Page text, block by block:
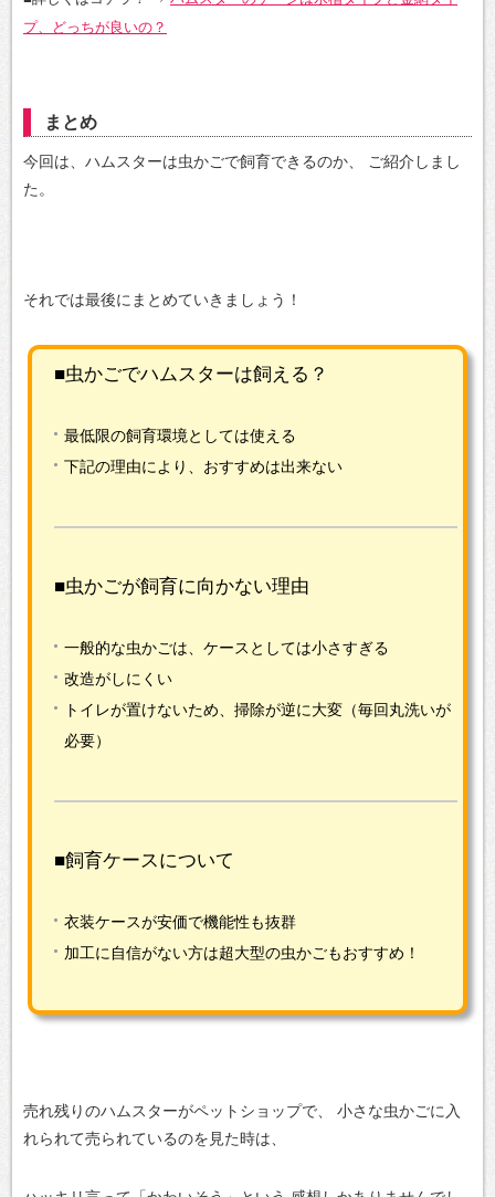
プ、どっちが良いの？
まとめ
今回は、ハムスターは虫かごで飼育できるのか、
ご紹介しまし
た。
それでは最後にまとめていきましょう！
■虫かごでハムスターは飼える？
最低限の飼育環境としては使える
下記の理由により、おすすめは出来ない
■虫かごが飼育に向かない理由
一般的な虫かごは、ケースとしては小さすぎる
改造がしにくい
トイレが置けないため、掃除が逆に大変（毎回丸洗いが
必要）
■飼育ケースについて
衣装ケースが安価で機能性も抜群
加工に自信がない方は超大型の虫かごもおすすめ！
売れ残りのハムスターがペットショップで、
小さな虫かごに入
れられて売られているのを見た時は、